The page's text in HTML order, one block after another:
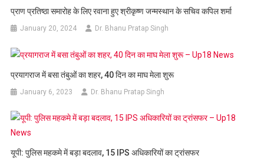
प्राण प्रतिष्‍ठा समारोह के लिए रवाना हुए श्रीकृष्‍ण जन्मस्थान के सचिव कपिल शर्मा
January 20, 2024 Dr. Bhanu Pratap Singh
प्रयागराज में बसा तंबुओं का शहर, 40 दिन का माघ मेला शुरू
January 6, 2023 Dr. Bhanu Pratap Singh
यूपी: पुलिस महकमे में बड़ा बदलाव, 15 IPS अधिकारियों का ट्रांसफर